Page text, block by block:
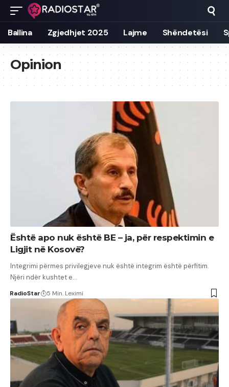
Ballina Zgjedhjet 2025 Lajme Shëndetësi
Opinion
Është apo nuk është BE – ja, për respektimin e
Ligjit në Kosovë?
Integrimi përmes privilegjeve nuk është integrim është përfitim.
Njëri ndër kushtet e…
RadioStar 5 Min. Leximi